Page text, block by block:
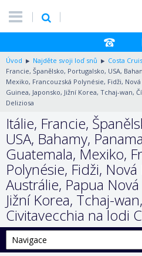
Úvod Najděte svoji loď snů Costa
Francie, Španělsko, Portugalsko, USA,
Mexiko, Francouzská Polynésie, Fidži,
Guinea, Japonsko, Jižní Korea, Tchaj-wan,
Deliziosa
Itálie, Francie,
USA, Bahamy,
Guatemala, Mexiko,
Polynésie, Fidži,
Austrálie, Papua
Jižní Korea, Tchaj-
Civitavecchia na lodi